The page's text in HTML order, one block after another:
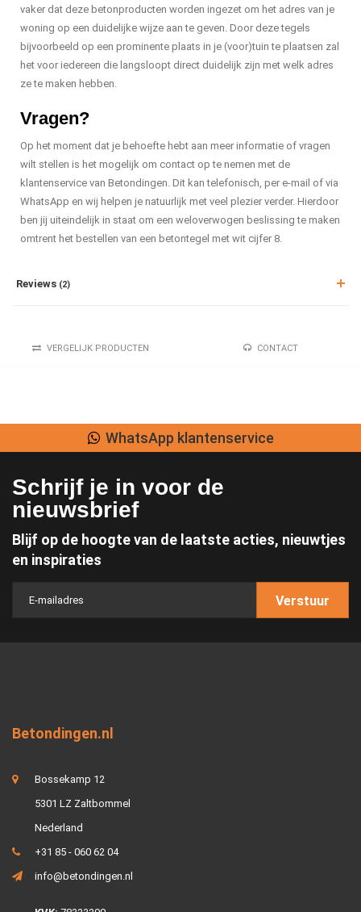
vaker dat deze betonproducten worden ingezet om het adres van je
woning op een duidelijke wijze aan te geven. Door deze tegels
bijvoorbeeld op een prominente plaats in je (voor)tuin te plaatsen zal
het voor iedereen die langsloopt direct duidelijk zijn met welk adres
ze te maken hebben.
Vragen?
Op het moment dat je behoefte hebt aan meer informatie of vragen
wilt stellen is het mogelijk om contact op te nemen met de
klantenservice van Betondingen. Dit kan telefonisch, per e-mail of via
WhatsApp en wij helpen je natuurlijk met veel plezier verder. Hierdoor
ben jij uiteindelijk in staat om een weloverwogen beslissing te maken
omtrent het bestellen van een betontegel met wit cijfer 8.
Reviews (2)
VERGELIJK PRODUCTEN CONTACT
WhatsApp klantenservice
Schrijf je in voor de
nieuwsbrief
Blijf op de hoogte van de laatste acties, nieuwtjes
en inspiraties
Verstuur
Betondingen.nl
Bossekamp 12
5301 LZ Zaltbommel
Nederland
+31 85 - 060 62 04
info@betondingen.nl